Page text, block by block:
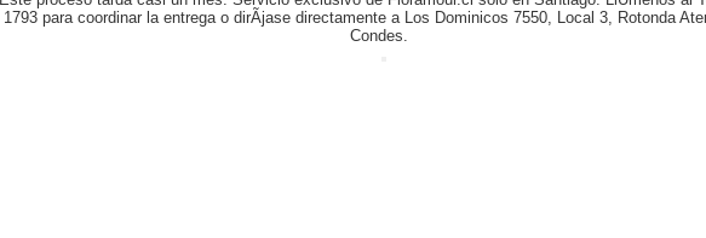
1793 para coordinar la entrega o dirÃ­jase directamente a Los Dominicos 7550, Local 3, Rotonda
Condes.